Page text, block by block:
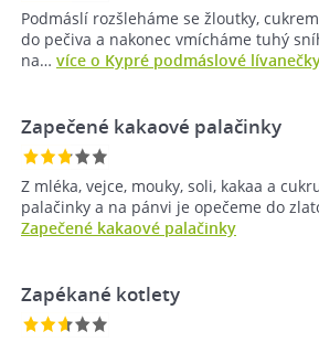
Podmáslí rozšleháme se žloutky,
do pečiva a nakonec vmícháme tuhý
na… více o Kypré podmáslové
Zapečené kakaové palačinky
Z mléka, vejce, mouky, soli, kakaa a
palačinky a na pánvi je opečeme do
Zapečené kakaové palačinky
Zapékané kotlety